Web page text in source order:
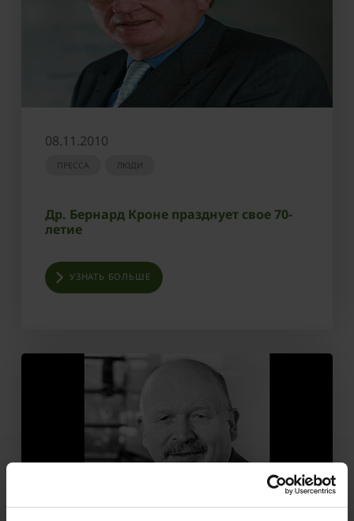
08.11.2010
ПРЕССА ЛЮДИ
Др. Бернард Кроне празднует свое 70-
летие
УЗНАТЬ БОЛЬШЕ